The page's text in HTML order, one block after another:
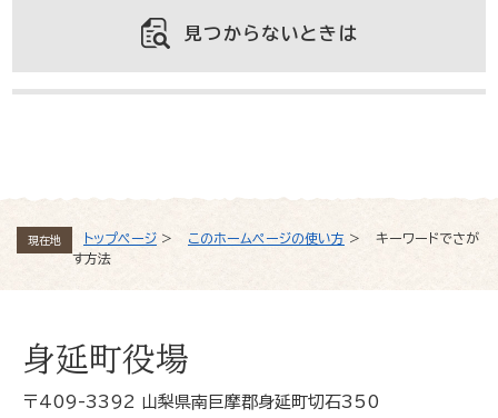
現在地 トップページ > このホームページの使い方 >
キーワードでさが
す方法
見つからないときは
身延町役場
〒409-3392 山梨県南巨摩郡身延町切石350